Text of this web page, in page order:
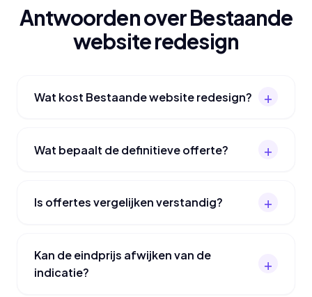
Antwoorden over Bestaande
website redesign
Wat kost Bestaande website redesign?
Wat bepaalt de definitieve offerte?
Is offertes vergelijken verstandig?
Kan de eindprijs afwijken van de
indicatie?